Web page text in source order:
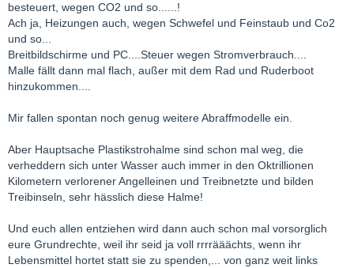
besteuert, wegen CO2 und so......!
Ach ja, Heizungen auch, wegen Schwefel und Feinstaub und Co2
und so...
Breitbildschirme und PC....Steuer wegen Stromverbrauch....
Malle fällt dann mal flach, außer mit dem Rad und Ruderboot
hinzukommen....
Mir fallen spontan noch genug weitere Abraffmodelle ein.
Aber Hauptsache Plastikstrohalme sind schon mal weg, die
verheddern sich unter Wasser auch immer in den Oktrillionen
Kilometern verlorener Angelleinen und Treibnetzte und bilden
Treibinseln, sehr hässlich diese Halme!
Und euch allen entziehen wird dann auch schon mal vorsorglich
eure Grundrechte, weil ihr seid ja voll rrrrääächts, wenn ihr
Lebensmittel hortet statt sie zu spenden,... von ganz weit links